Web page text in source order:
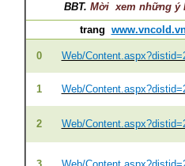
BBT. Mời xem những ý
trang
0 Web/
1
Web/
2 Web/